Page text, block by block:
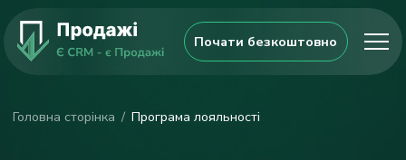
Почати безкоштовно
Головна сторінка Програма лояльності